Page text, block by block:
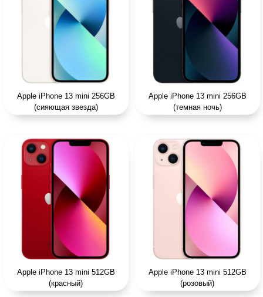
Apple iPhone 13 mini 256GB
(сияющая звезда)
Apple iPhone 13 mini 256GB
(темная ночь)
Apple iPhone 13 mini 512GB
(красный)
Apple iPhone 13 mini 512GB
(розовый)